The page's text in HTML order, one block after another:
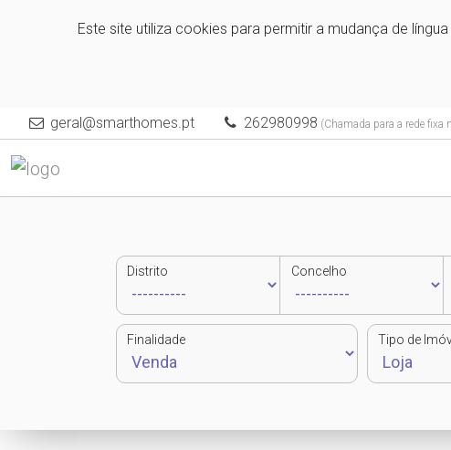
Este site utiliza cookies para permitir a mudança de
geral@smarthomes.pt 262980998 (Chamada para a rede fixa
Distrito Concelho
Finalidade Tipo de